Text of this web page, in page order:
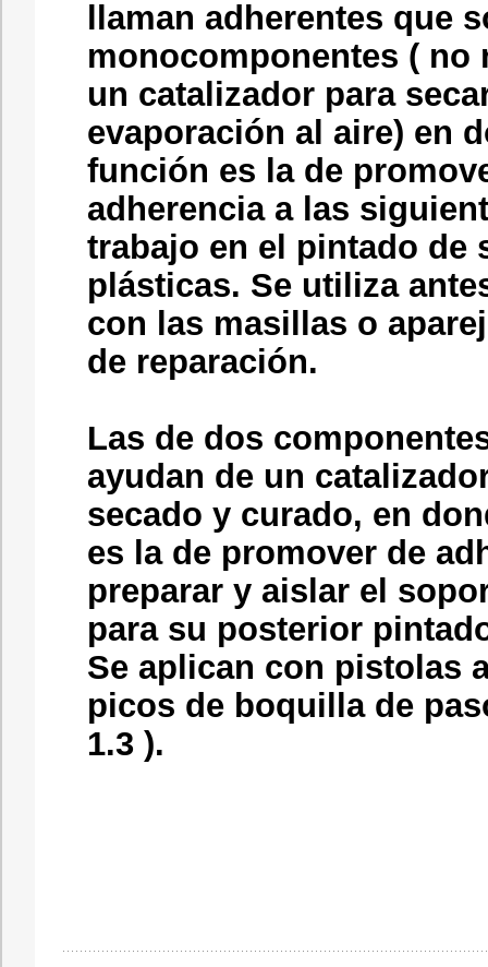
llaman adherentes que
monocomponentes ( no
un catalizador para
evaporación al aire) en
función es la de
adherencia a las
trabajo en el pintado de
plásticas. Se utiliza
con las masillas o
de reparación.
Las de dos
ayudan de un
secado y curado, en
es la de promover de
preparar y aislar el
para su posterior
Se aplican con pistolas
picos de boquilla de
1.3 ).